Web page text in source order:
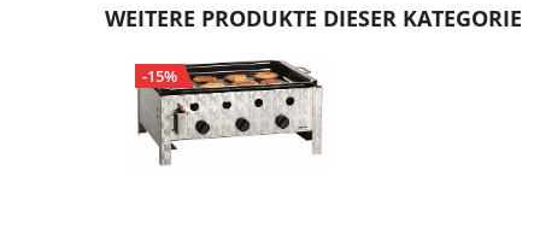
Anfang
Bildgalerie
springen
WEITERE PRODUKTE DIESER KATEGORIE
-15%